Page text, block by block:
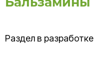
Раздел в разработке